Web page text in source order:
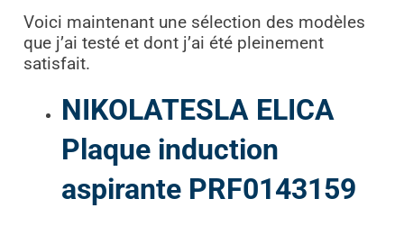
Voici maintenant une sélection des modèles
que j’ai testé et dont j’ai été pleinement
satisfait.
NIKOLATESLA ELICA
Plaque induction
aspirante PRF0143159